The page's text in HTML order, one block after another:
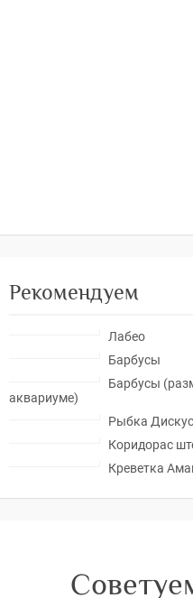
Рекомендуем
Лабео
Барбусы
Барбусы
аквариуме)
Рыбка Дискус
Коридорас
Креветка